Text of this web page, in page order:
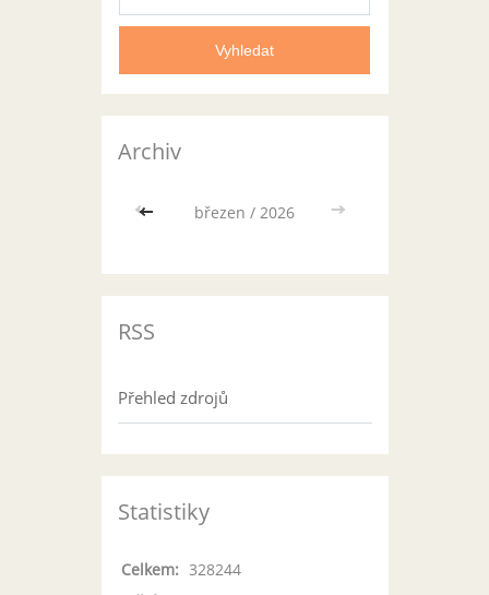
Archiv
<< březen / 2026 >>
RSS
Přehled zdrojů
Statistiky
Celkem: 328244